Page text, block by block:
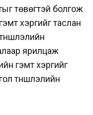
төвөгтэй болгож
хэргийг таслан
ярилцаж
гэмт хэргийг
түншлэлийн